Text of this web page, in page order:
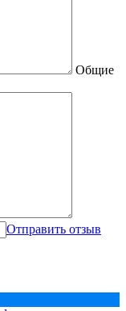
Общие
Отправить отзыв